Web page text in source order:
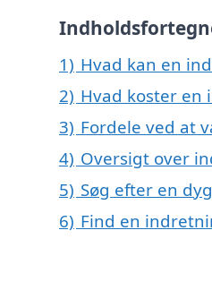
1) Hvad kan en
2) Hvad koster en
3) Fordele ved at
4) Oversigt over
5) Søg efter en
6) Find en